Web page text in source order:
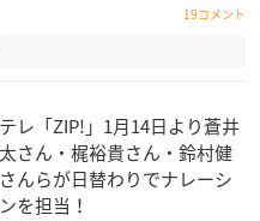
19コメント
レ「ZIP!」1月14日より蒼井
さん・梶裕貴さん・鈴村健
んらが日替わりでナレーシ
を担当！